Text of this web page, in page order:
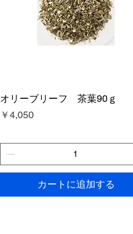
オリーブリーフ 茶葉90ｇ
価格
￥4,050
カートに追加する